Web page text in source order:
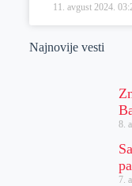
11. avgust 2024.
Najnovije vesti
8.
7.